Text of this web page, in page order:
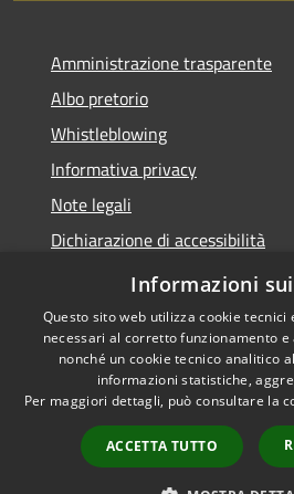
Amministrazione trasparente
Albo pretorio
Whistleblowing
Informativa privacy
Note legali
Dichiarazione di accessibilità
Obiettivi di accessibilità 2026
Accessibilità
Informazioni
Questo sito web utilizza cookie
necessari al corretto funzionamento
nonché un cookie tecnico analitico
informazioni statistiche,
Per maggiori dettagli, può consultare la
ACCETTA TUTTO